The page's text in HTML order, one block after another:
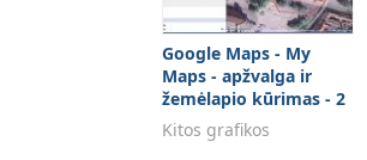
Google Maps - My
Maps - apžvalga ir
žemėlapio kūrimas - 2
DALIS
Kitos grafikos